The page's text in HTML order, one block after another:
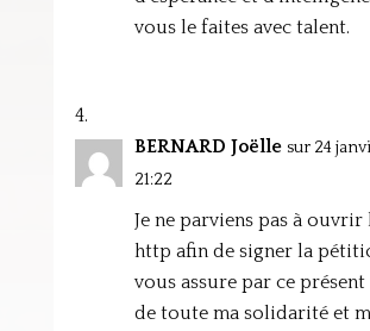
vous le faites avec talent.
BERNARD Joëlle sur 24
21:22
Je ne parviens pas à ouvrir
http afin de signer la
vous assure par ce présent
de toute ma solidarité et